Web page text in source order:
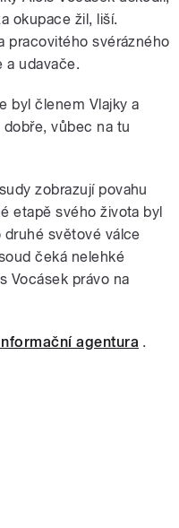
okupace žil, liší.
pracovitého svérázného
a udavače.
byl členem Vlajky a
dobře, vůbec na tu
zobrazují povahu
etapě svého života byl
druhé světové válce
čeká nelehké
Vocásek právo na
agentura .